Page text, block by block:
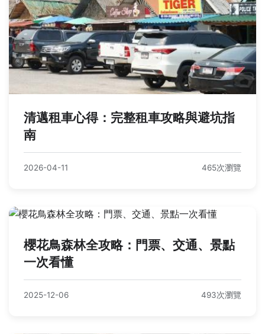
清邁租車心得：完整租車攻略與避坑指
南
2026-04-11 465次瀏覽
櫻花鳥森林全攻略：門票、交通、景點
一次看懂
2025-12-06 493次瀏覽